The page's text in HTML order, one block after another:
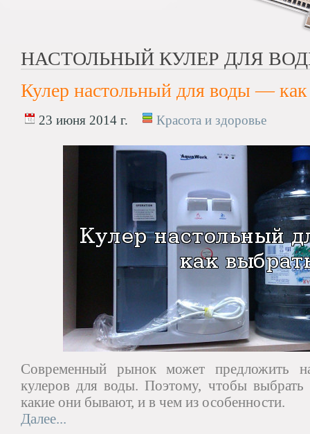
НАСТОЛЬНЫЙ КУЛЕР ДЛЯ
Кулер настольный для воды — как
23 июня 2014 г. Красота и здоровье
Современный рынок может предложить
кулеров для воды. Поэтому, чтобы
какие они бывают, и в чем из особенности.
Далее...